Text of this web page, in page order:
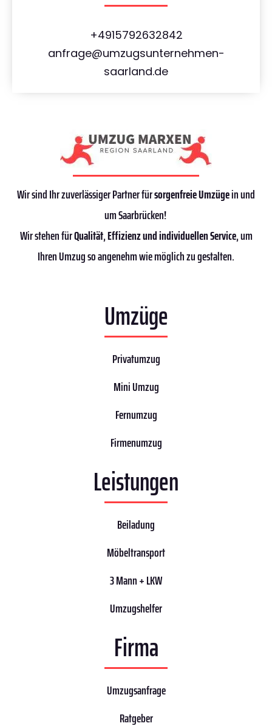
+4915792632842
anfrage@umzugsunternehmen-
saarland.de
Wir sind Ihr zuverlässiger Partner fürsorgenfreie Umzügein und
um Saarbrücken!
Wir stehen fürQualität,Effizienzund individuellen Service, um
Ihren Umzug so angenehm wie möglich zu gestalten.
Umzüge
Privatumzug
Mini Umzug
Fernumzug
Firmenumzug
Leistungen
Beiladung
Möbeltransport
3 Mann + LKW
Umzugshelfer
Firma
Umzugsanfrage
Ratgeber